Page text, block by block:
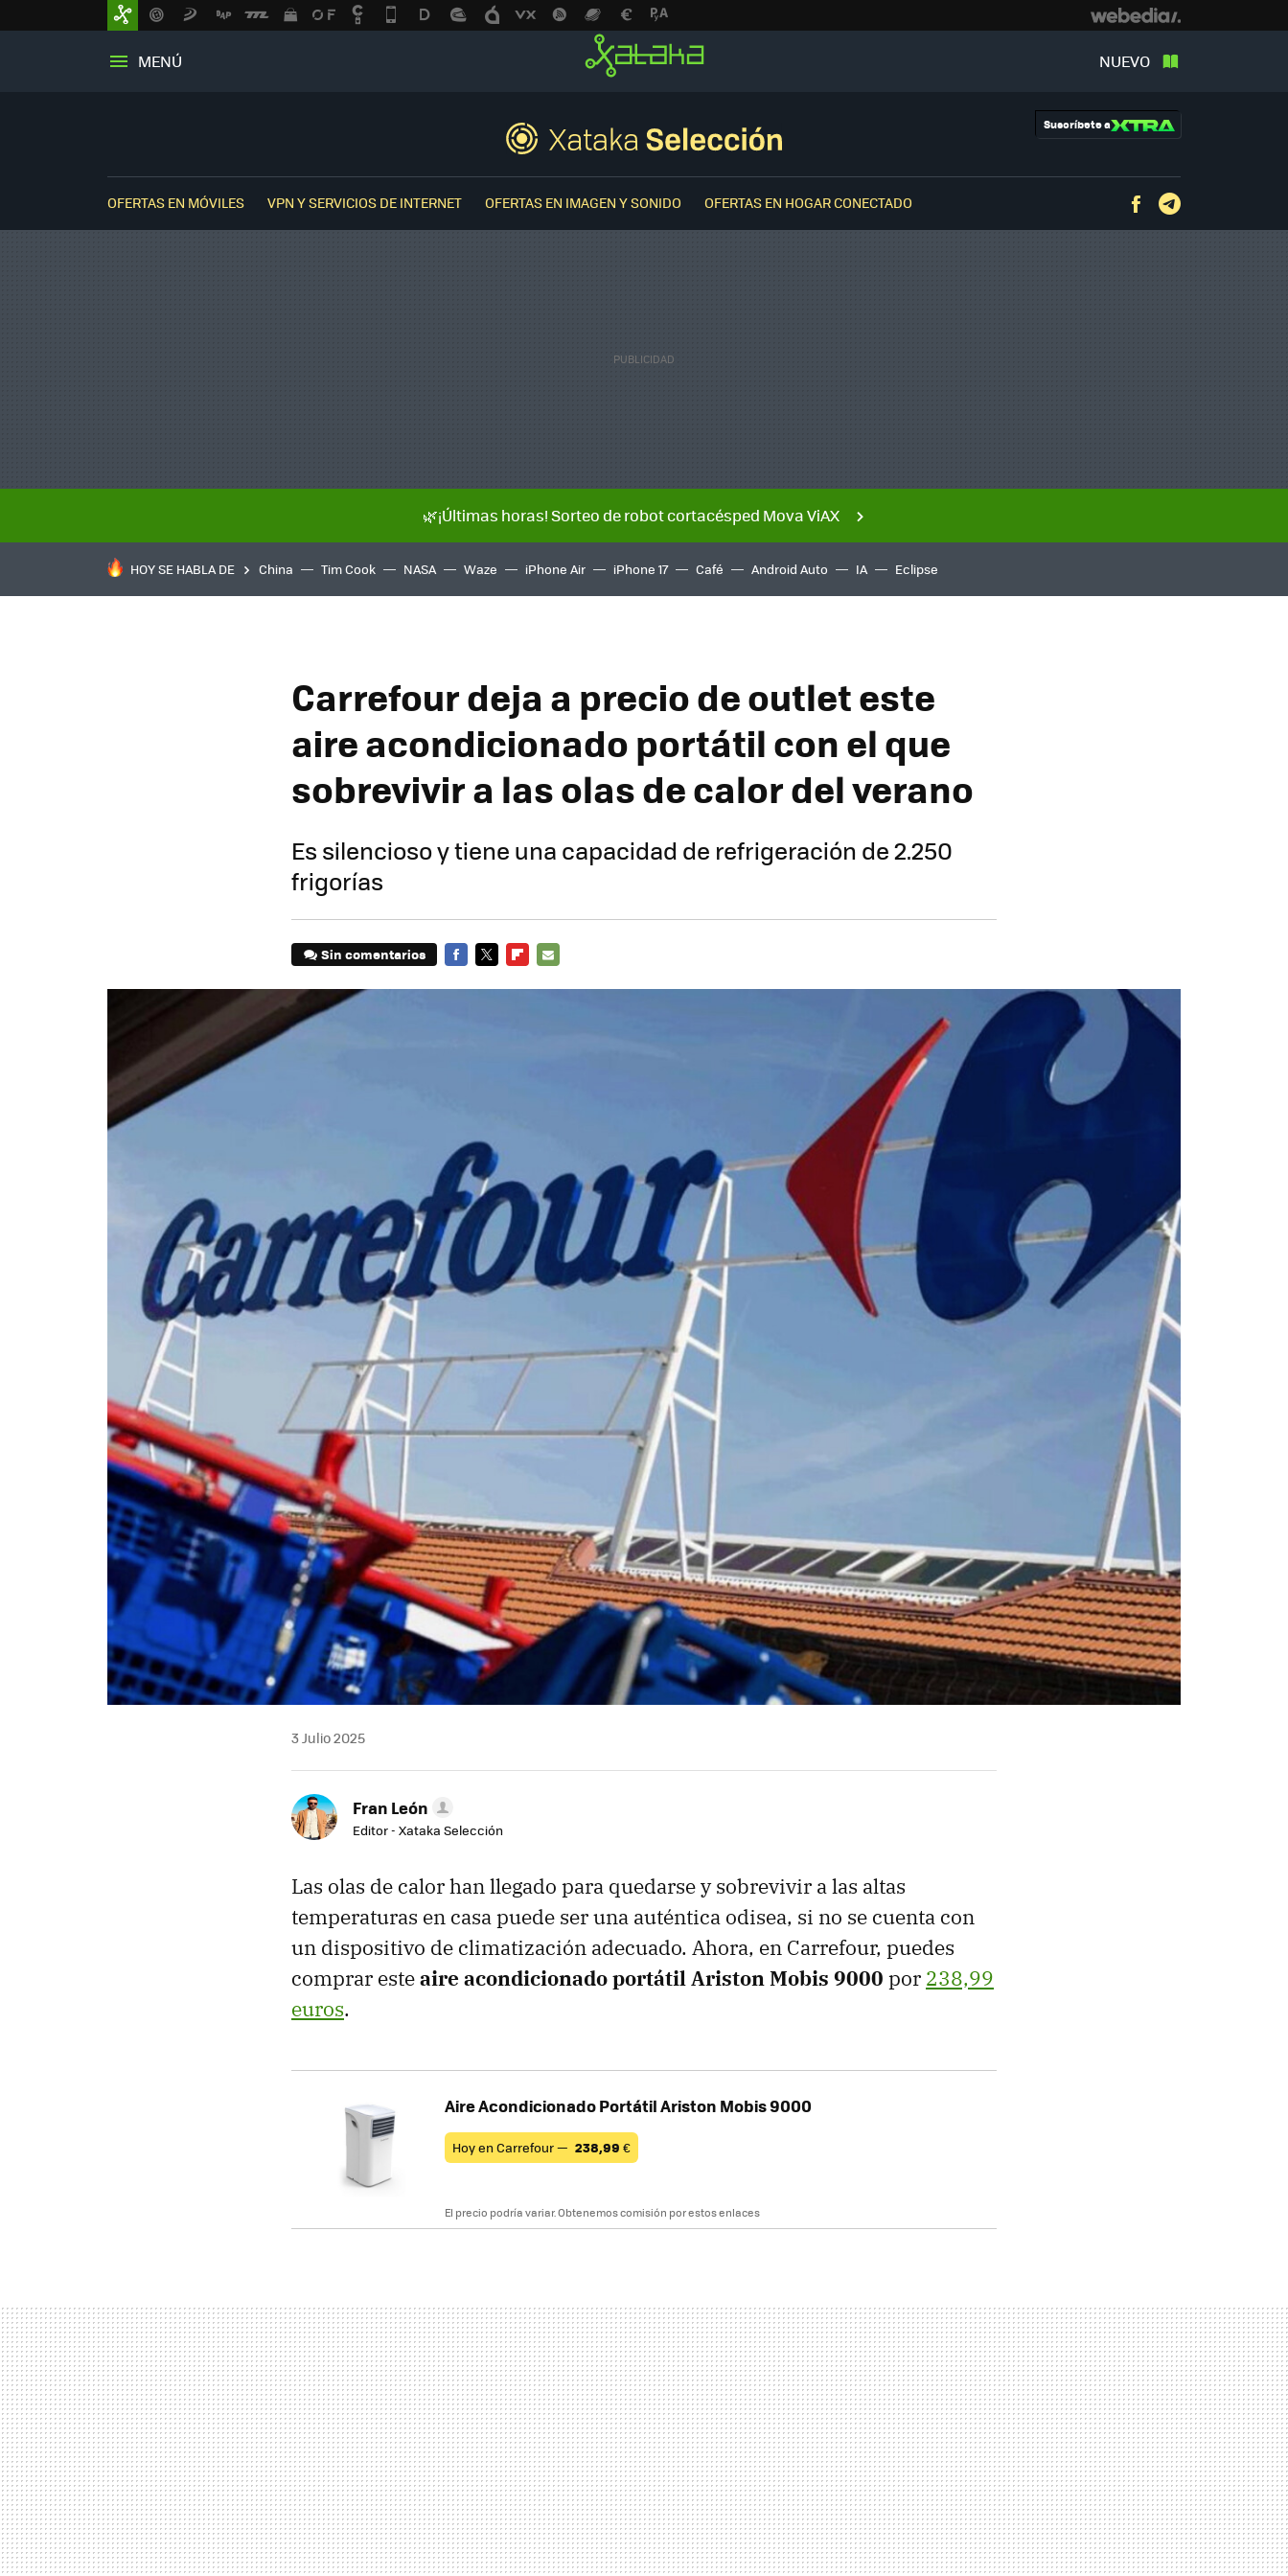
MENÚ NUEVO
Suscríbete a
OFERTAS EN MÓVILES VPN Y SERVICIOS DE INTERNET OFERTAS EN IMAGEN Y SONIDO OFERTAS EN HOGAR CONECTADO Facebook
🌿¡Últimas horas! Sorteo de robot cortacésped Mova ViAX
HOY SE HABLA DE China Tim Cook NASA Waze iPhone Air iPhone 17 Café Android Auto IA Eclipse
Carrefour deja a precio de outlet este
aire acondicionado portátil con el que
sobrevivir a las olas de calor del verano
Es silencioso y tiene una capacidad de refrigeración de 2.250
frigorías
Sin comentarios
3 Julio 2025
Fran León
Editor - Xataka Selección
Las olas de calor han llegado para quedarse y sobrevivir a las altas
temperaturas en casa puede ser una auténtica odisea, si no se cuenta con
un dispositivo de climatización adecuado. Ahora, en Carrefour, puedes
comprar esteaire acondicionado portátil Ariston Mobis 9000 por 238,99
euros.
Aire Acondicionado Portátil Ariston Mobis 9000
Hoy en Carrefour — 238,99 €
El precio podría variar. Obtenemos comisión por estos enlaces